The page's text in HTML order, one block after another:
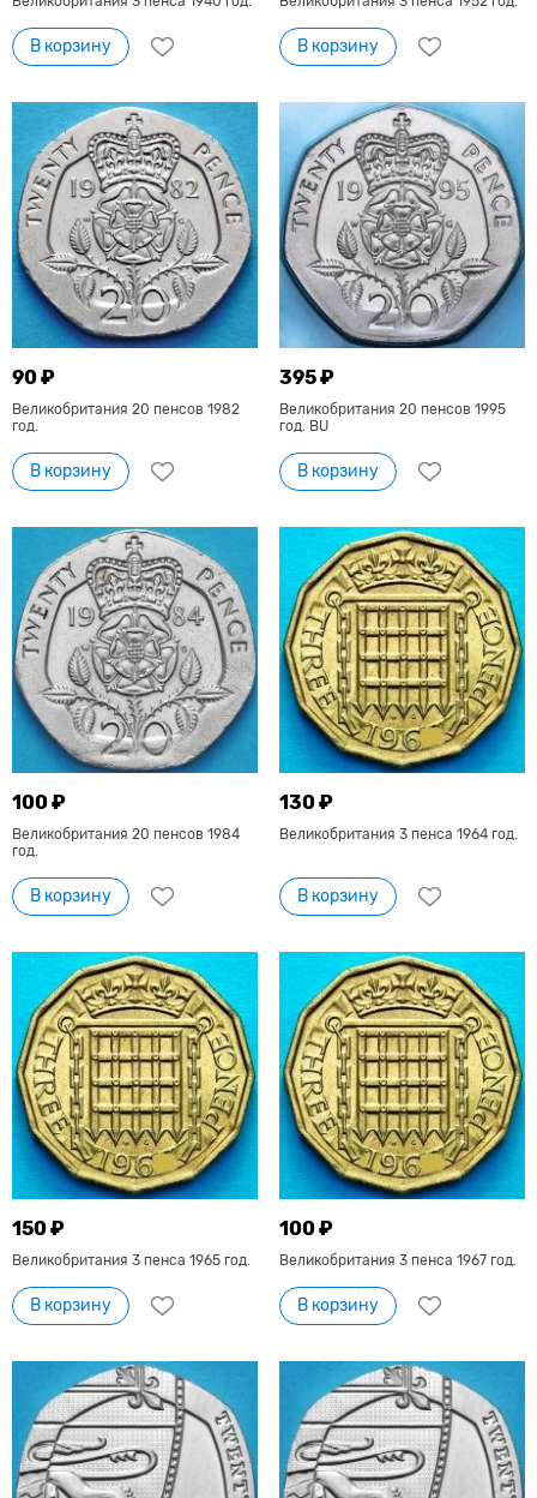
В корзину В корзину
90 ₽
Великобритания 20 пенсов 1982
год.
В корзину
395 ₽
Великобритания 20 пенсов 1995
год. BU
В корзину
100 ₽
Великобритания 20 пенсов 1984
год.
В корзину
130 ₽
Великобритания 3 пенса 1964 год.
В корзину
150 ₽
Великобритания 3 пенса 1965 год.
В корзину
100 ₽
Великобритания 3 пенса 1967 год.
В корзину